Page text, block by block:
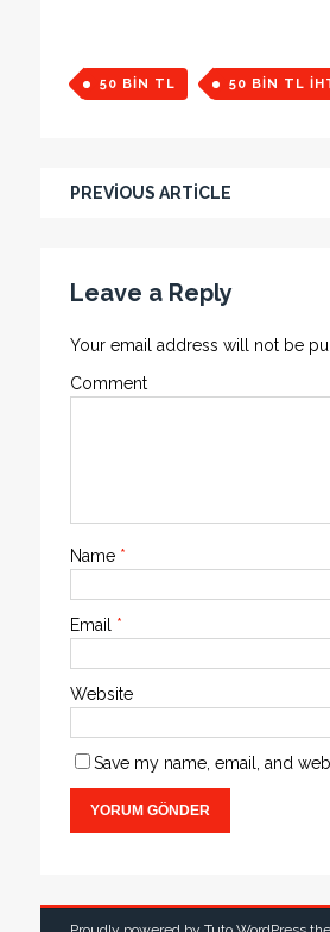
50 BIN TL 50 BIN TL
PREVIOUS ARTICLE
Leave a Reply
Your email address will not be
Comment
Name *
Email *
Website
Save my name, email, and